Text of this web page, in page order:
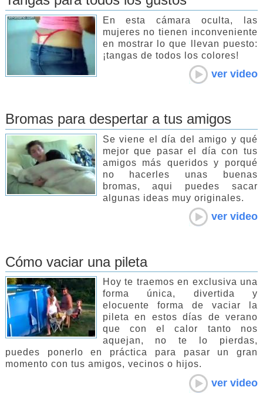
En esta cámara oculta, las
mujeres no tienen inconveniente
en mostrar lo que llevan puesto:
¡tangas de todos los colores!
ver video
Bromas para despertar a tus amigos
Se viene el día del amigo y qué
mejor que pasar el día con tus
amigos más queridos y porqué
no hacerles unas buenas
bromas, aqui puedes sacar
algunas ideas muy originales.
ver video
Cómo vaciar una pileta
Hoy te traemos en exclusiva una
forma única, divertida y
elocuente forma de vaciar la
pileta en estos días de verano
que con el calor tanto nos
aquejan, no te lo pierdas,
puedes ponerlo en práctica para pasar un gran
momento con tus amigos, vecinos o hijos.
ver video